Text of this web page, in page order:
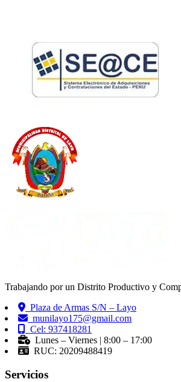
Trabajando por un Distrito Productivo y
Plaza de Armas S/N – Layo
munilayo175@gmail.com
Cel: 937418281
Lunes – Viernes | 8:00 – 17:00
RUC: 20209488419
Servicios